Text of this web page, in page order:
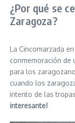
¿Por qué se
Zaragoza?
La Cincomarzada
conmemoración de
para los
cuando los
intento de las
interesante!